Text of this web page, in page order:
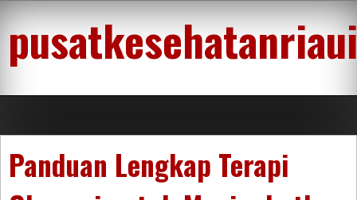
content
Panduan Lengkap Terapi